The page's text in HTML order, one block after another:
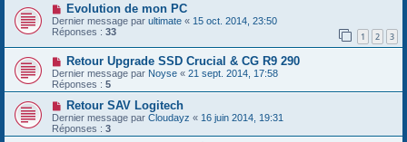
Evolution de mon PC
Dernier message par ultimate « 15 oct. 2014, 23:50
Réponses : 33 1 2 3
Retour Upgrade SSD Crucial & CG R9 290
Dernier message par Noyse « 21 sept. 2014, 17:58
Réponses : 5
Retour SAV Logitech
Dernier message par Cloudayz « 16 juin 2014, 19:31
Réponses : 3